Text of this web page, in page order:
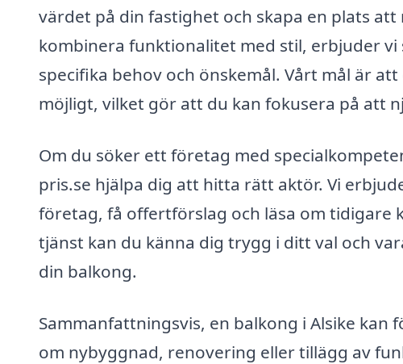
värdet på din fastighet och skapa en plats
kombinera funktionalitet med stil, erbjuder
specifika behov och önskemål. Vårt mål är
möjligt, vilket gör att du kan fokusera på att
Om du söker ett företag med
pris.se hjälpa dig att hitta rätt aktör. Vi
företag, få offertförslag och läsa om tidigare
tjänst kan du känna dig trygg i ditt val och
din balkong.
Sammanfattningsvis, en balkong i Alsike
om nybyggnad, renovering eller tillägg av